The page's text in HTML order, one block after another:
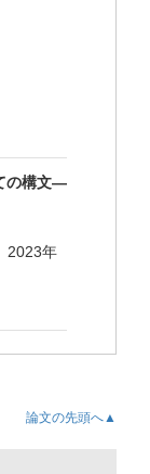
の構文―
2023年
論文の先頭へ▲